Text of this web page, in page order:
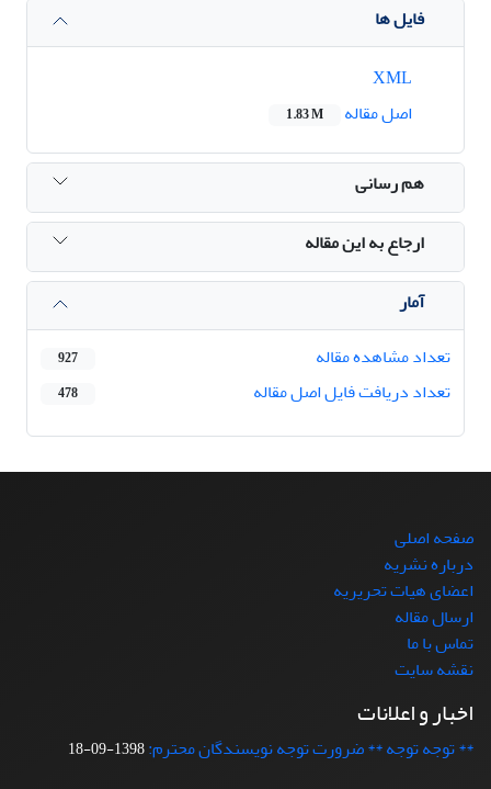
فایل ها
اصل مقاله
1.83 M
هم رسانی
ارجاع به این مقاله
آمار
تعداد مشاهده مقاله
927
تعداد دریافت فایل اصل مقاله 478
صفحه اصلی
درباره نشریه
اعضای هیات تحریریه
ارسال مقاله
تماس با ما
نقشه سایت
اخبار و اعلانات
** توجه توجه ** ضرورت توجه نویسندگان محترم:1398-09-18